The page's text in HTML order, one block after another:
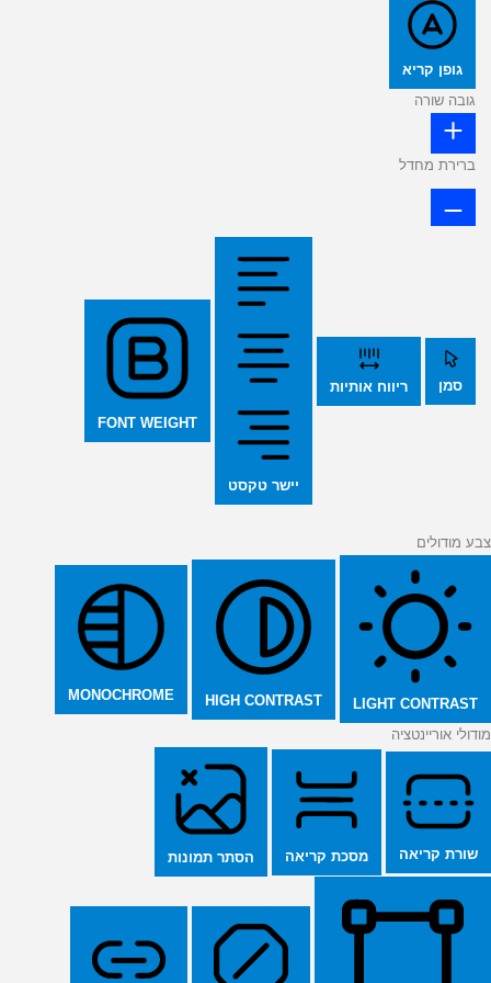
גופן קריא
גובה שורה
ברירת מחדל
סמן ריווח אותיות
יישר טקסט
FONT WEIGHT
צבע מודולים
LIGHT CONTRAST
HIGH CONTRAST
MONOCHROME
מודולי אוריינטציה
שורת קריאה מסכת קריאה הסתר תמונות